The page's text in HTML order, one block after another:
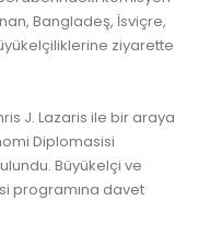
Bangladeş, İsviçre,
ziyarette
J. Lazaris ile bir araya
Diplomasisi
Büyükelçi ve
programına davet